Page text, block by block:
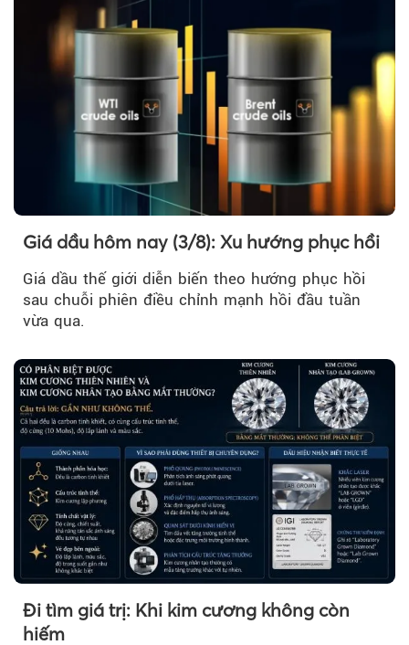
Giá dầu hôm nay (3/8): Xu hướng phục hồi
Giá dầu thế giới diễn biến theo hướng phục hồi
sau chuỗi phiên điều chỉnh mạnh hồi đầu tuần
vừa qua.
Đi tìm giá trị: Khi kim cương không còn
hiếm